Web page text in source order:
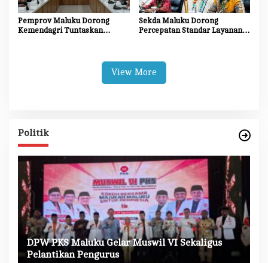
Pemprov Maluku Dorong
Kemendagri Tuntaskan
Sekda Maluku Dorong
Percepatan Standar Layanan
Berdaya Saing
View More
Politik
DPW PKS Maluku Gelar Muswil VI Sekaligus
Pelantikan Pengurus